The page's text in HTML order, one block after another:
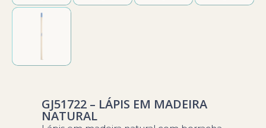
GJ51722 – LÁPIS EM MADEIRA
NATURAL